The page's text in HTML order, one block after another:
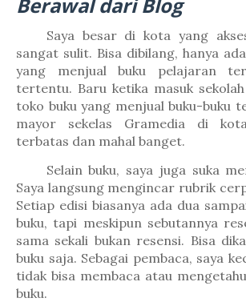
Saya besar di kota yang
sangat sulit. Bisa dibilang, hanya
yang menjual buku pelajaran
tertentu. Baru ketika masuk
toko buku yang menjual buku-buku
mayor sekelas Gramedia di
terbatas dan mahal banget.
Selain buku, saya juga suka
Saya langsung mengincar rubrik
Setiap edisi biasanya ada dua
buku, tapi meskipun sebutannya
sama sekali bukan resensi. Bisa
buku saja. Sebagai pembaca, saya
tidak bisa membaca atau
buku.